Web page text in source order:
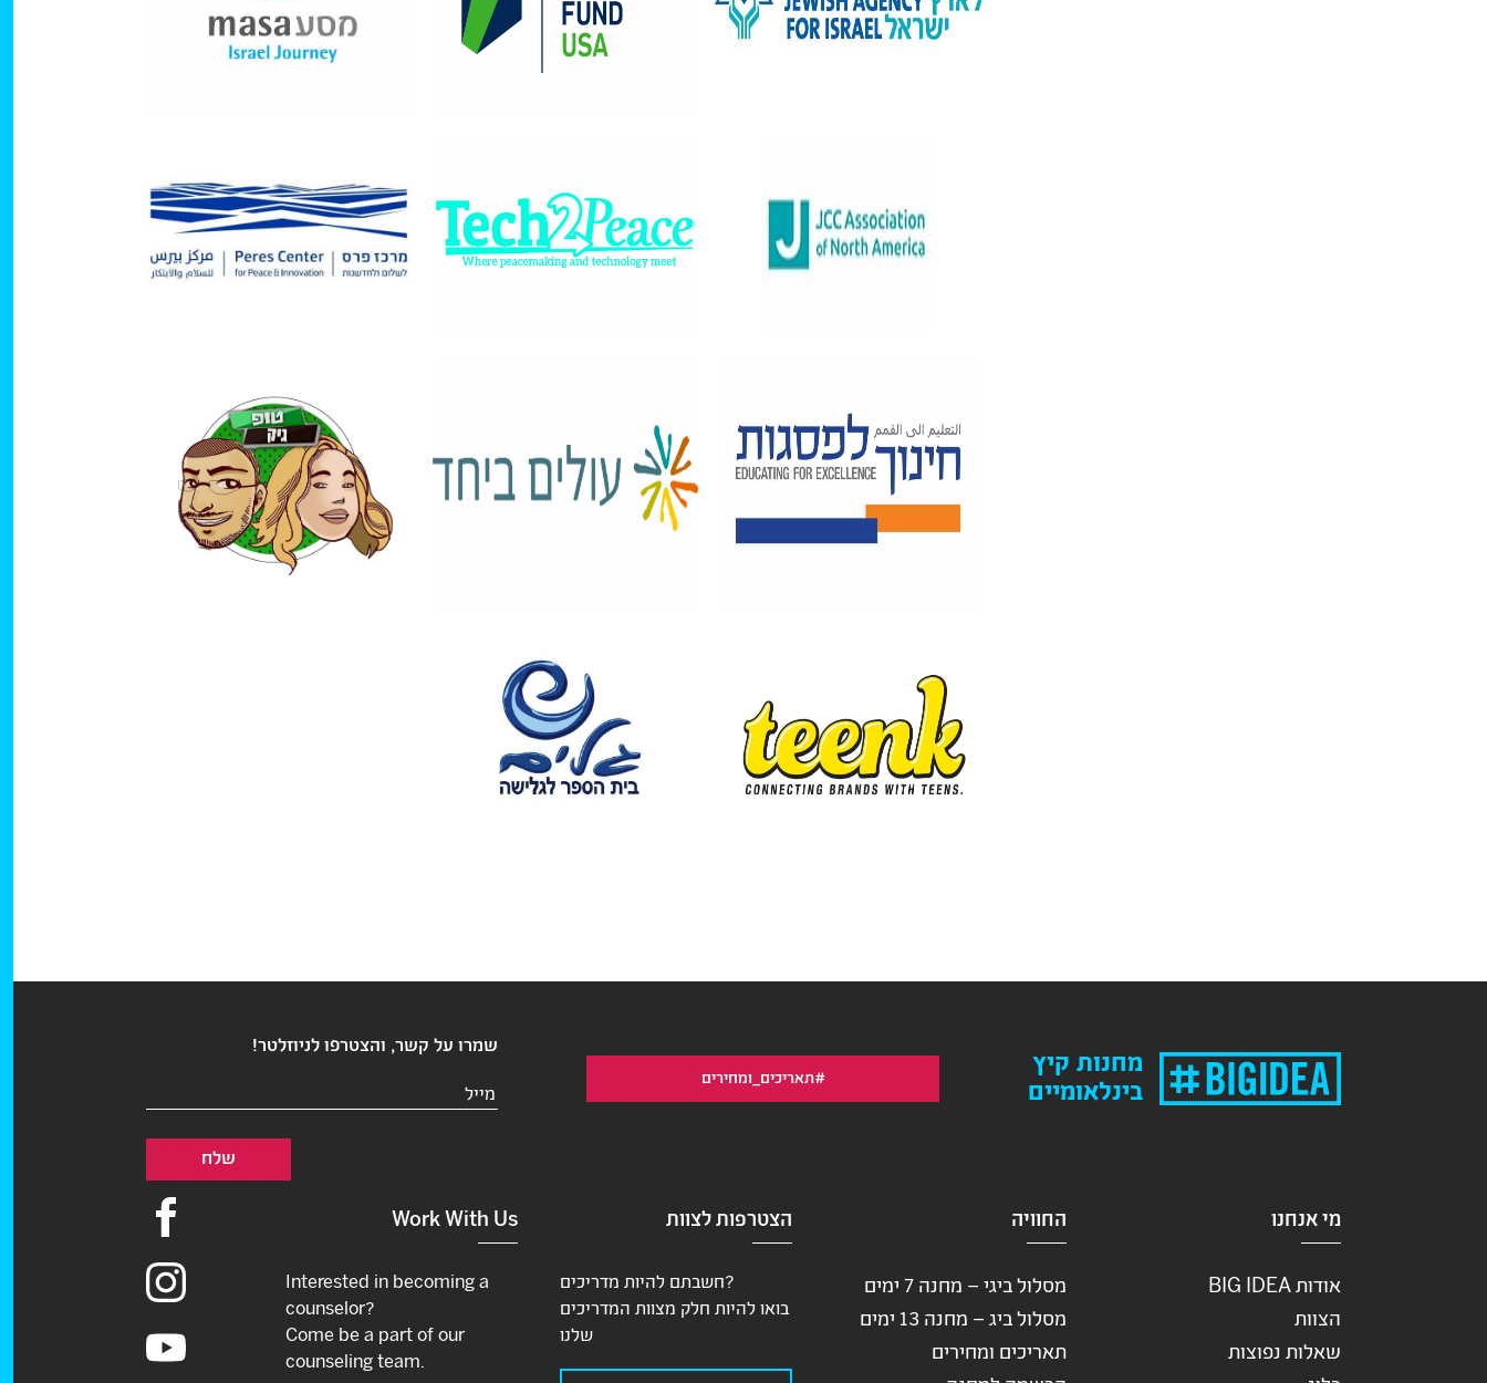
מחנות קיץ
בינלאומיים
#תאריכים_ומחירים
שמרו על קשר, והצטרפו לניוזלטר!
דואר
מי אנחנו
אודות BIG IDEA
הצוות
שאלות נפוצות
החוויה
מסלול ביגי – מחנה 7 ימים
מסלול ביג – מחנה 13 ימים
תאריכים ומחירים
הצטרפות לצוות
חשבתם להיות מדריכים?
בואו להיות חלק מצוות המדריכים
שלנו
Work With Us
Interested in becoming a
counselor?
Come be a part of our
counseling team.